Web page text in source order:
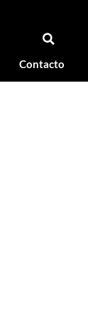
Contacto